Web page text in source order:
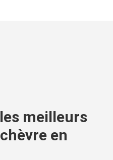
meilleurs
en